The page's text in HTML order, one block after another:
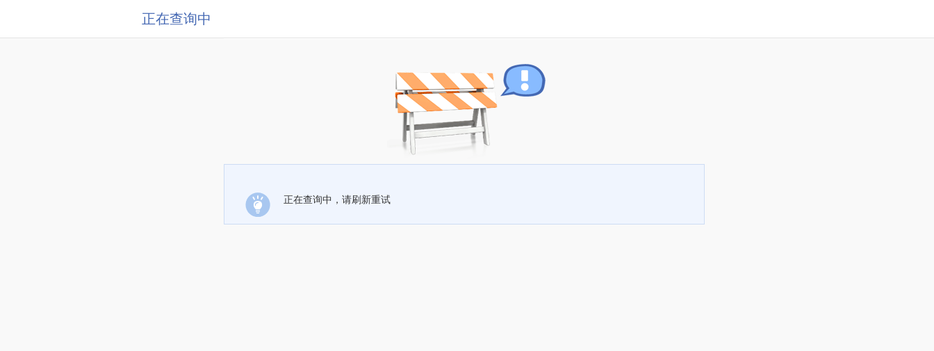
正在查询中
正在查询中，请刷新重试